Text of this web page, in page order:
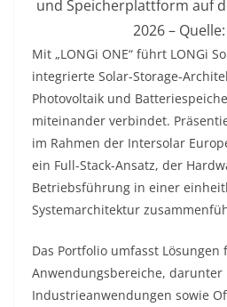
und Speicherplattform auf
2026 –
Mit „LONGi ONE“ führt LONGi
integrierte Solar-Storage-
Photovoltaik und
miteinander verbindet.
im Rahmen der Intersolar
ein Full-Stack-Ansatz, der
Betriebsführung in einer
Systemarchitektur
Das Portfolio umfasst
Anwendungsbereiche, darunter
Industrieanwendungen sowie